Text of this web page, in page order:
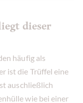
dieser
häufig als
ist die Trüffel eine
auschließlich
wie bei einer